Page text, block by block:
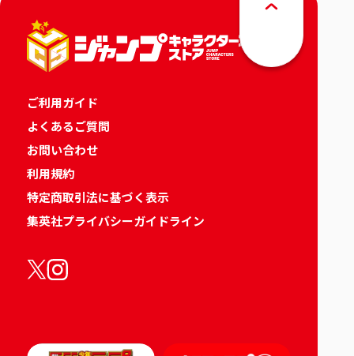
ご利用ガイド
よくあるご質問
お問い合わせ
利用規約
特定商取引法に基づく表示
集英社プライバシーガイドライン